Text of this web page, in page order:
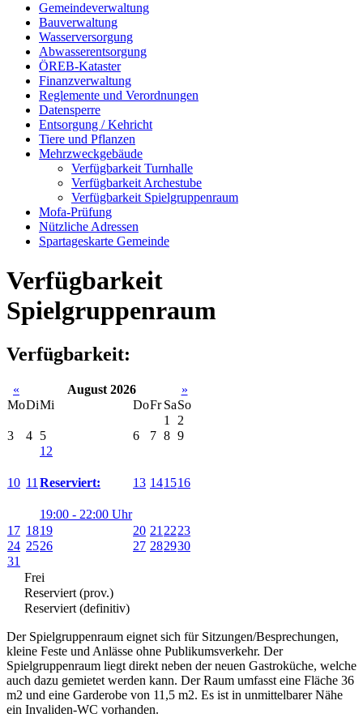
Gemeindeverwaltung
Bauverwaltung
Wasserversorgung
Abwasserentsorgung
ÖREB-Kataster
Finanzverwaltung
Reglemente und Verordnungen
Datensperre
Entsorgung / Kehricht
Tiere und Pflanzen
Mehrzweckgebäude
Verfügbarkeit Turnhalle
Verfügbarkeit Archestube
Verfügbarkeit Spielgruppenraum
Mofa-Prüfung
Nützliche Adressen
Spartageskarte Gemeinde
Verfügbarkeit
Spielgruppenraum
Verfügbarkeit:
« August 2026
»
MoDiMi DoFr SaSo
1
2
3
4 5 6 7 8 9
10 11
12
Reserviert:
19:00 - 22:00 Uhr
13 141516
17 1819 20 21 2223
24 2526 27 282930
31
Frei
Reserviert (prov.)
Reserviert (definitiv)
Der Spielgruppenraum eignet sich für Sitzungen/Besprechungen,
kleine Feste und Anlässe ohne Publikumsverkehr. Der
Spielgruppenraum liegt direkt neben der neuen Gastroküche, welche
auch dazu gemietet werden kann. Der Raum umfasst eine Fläche 36
m2 und eine Garderobe von 11,5 m2. Es ist in unmittelbarer Nähe
ein Invaliden-WC vorhanden.